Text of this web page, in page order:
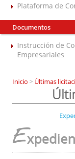
Plataforma de
Documentos
Instrucción de
Empresariales
Inicio > Últimas
E